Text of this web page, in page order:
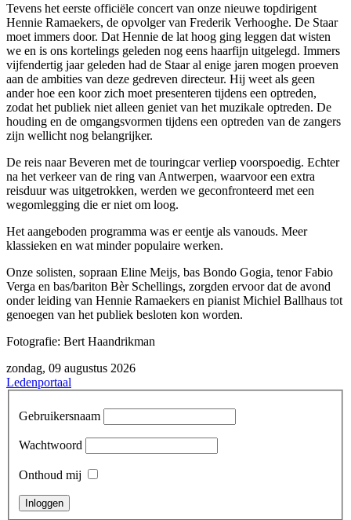
Tevens het eerste officiële concert van onze nieuwe topdirigent
Hennie Ramaekers, de opvolger van Frederik Verhooghe. De Staar
moet immers door. Dat Hennie de lat hoog ging leggen dat wisten
we en is ons kortelings geleden nog eens haarfijn uitgelegd. Immers
vijfendertig jaar geleden had de Staar al enige jaren mogen proeven
aan de ambities van deze gedreven directeur. Hij weet als geen
ander hoe een koor zich moet presenteren tijdens een optreden,
zodat het publiek niet alleen geniet van het muzikale optreden. De
houding en de omgangsvormen tijdens een optreden van de zangers
zijn wellicht nog belangrijker.
De reis naar Beveren met de touringcar verliep voorspoedig. Echter
na het verkeer van de ring van Antwerpen, waarvoor een extra
reisduur was uitgetrokken, werden we geconfronteerd met een
wegomlegging die er niet om loog.
Het aangeboden programma was er eentje als vanouds. Meer
klassieken en wat minder populaire werken.
Onze solisten, sopraan Eline Meijs, bas Bondo Gogia, tenor Fabio
Verga en bas/bariton Bèr Schellings, zorgden ervoor dat de avond
onder leiding van Hennie Ramaekers en pianist Michiel Ballhaus tot
genoegen van het publiek besloten kon worden.
Fotografie: Bert Haandrikman
zondag, 09 augustus 2026
Ledenportaal
Gebruikersnaam
Wachtwoord
Onthoud mij